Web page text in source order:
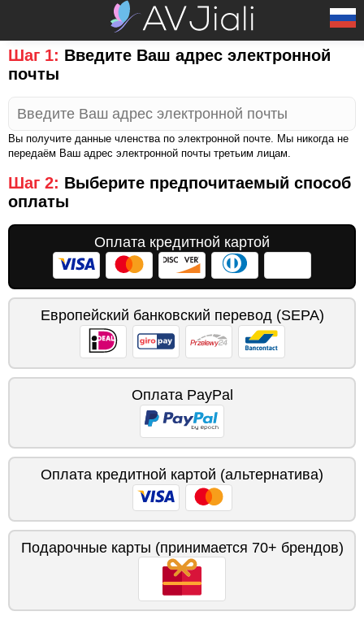
Шаг 1: Введите Ваш адрес электронной
почты
Вы получите данные членства по электронной почте. Мы никогда не
передаём Ваш адрес электронной почты третьим лицам.
Шаг 2: Выберите предпочитаемый способ
оплаты
Оплата кредитной картой
Европейский банковский перевод (SEPA)
Оплата PayPal
Оплата кредитной картой (альтернатива)
Подарочные карты (принимается 70+ брендов)